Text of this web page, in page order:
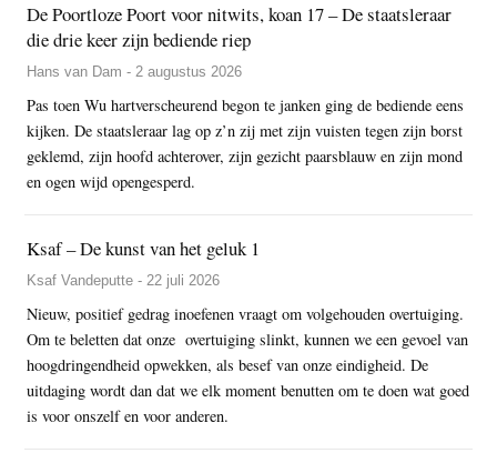
De Poortloze Poort voor nitwits, koan 17 – De staatsleraar
die drie keer zijn bediende riep
Hans van Dam - 2 augustus 2026
Pas toen Wu hartverscheurend begon te janken ging de bediende eens
kijken. De staatsleraar lag op z’n zij met zijn vuisten tegen zijn borst
geklemd, zijn hoofd achterover, zijn gezicht paarsblauw en zijn mond
en ogen wijd opengesperd.
Ksaf – De kunst van het geluk 1
Ksaf Vandeputte - 22 juli 2026
Nieuw, positief gedrag inoefenen vraagt om volgehouden overtuiging.
Om te beletten dat onze overtuiging slinkt, kunnen we een gevoel van
hoogdringendheid opwekken, als besef van onze eindigheid. De
uitdaging wordt dan dat we elk moment benutten om te doen wat goed
is voor onszelf en voor anderen.